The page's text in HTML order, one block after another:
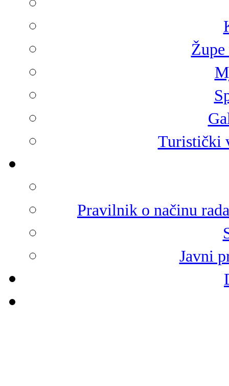
Turistički
Pravilnik o načinu
Javni